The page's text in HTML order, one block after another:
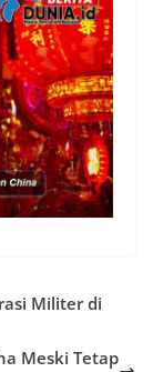
Militer di
Meski Tetap